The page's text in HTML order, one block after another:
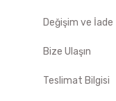
Değişim ve İade
Bize Ulaşın
Teslimat Bilgisi